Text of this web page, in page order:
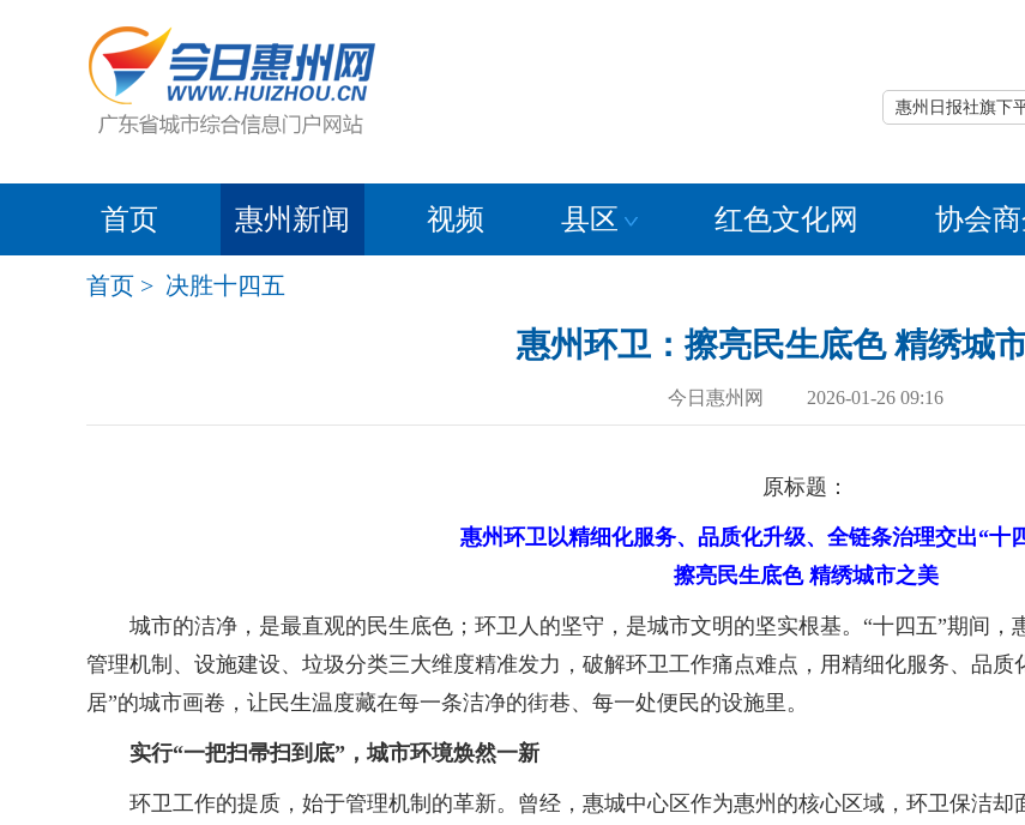
惠州日报社旗下
首页 惠州新闻 视频 县区 红色文化网 协会
首页 > 决胜十四五
惠州环卫：擦亮民生底色 精绣城
今日惠州网 2026-01-26 09:16
原标题：
惠州环卫以精细化服务、品质化升级、全链条治理交出“十
擦亮民生底色 精绣城市之美
城市的洁净，是最直观的民生底色；环卫人的坚守，是城市文明的坚实根基。“十四五”期间，
管理机制、设施建设、垃圾分类三大维度精准发力，破解环卫工作痛点难点，用精细化服务、品
居”的城市画卷，让民生温度藏在每一条洁净的街巷、每一处便民的设施里。
实行“一把扫帚扫到底”，城市环境焕然一新
环卫工作的提质，始于管理机制的革新。曾经，惠城中心区作为惠州的核心区域，环卫保洁却